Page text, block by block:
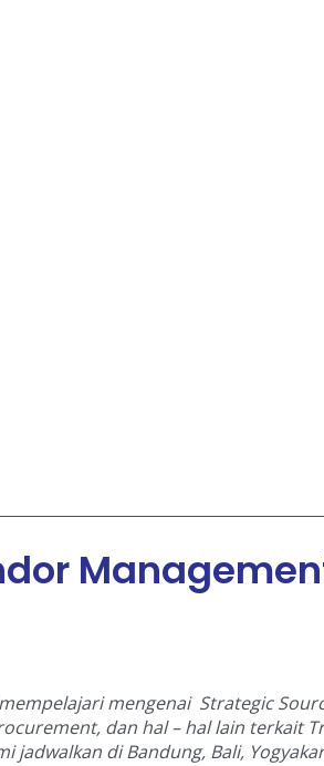
mengenai Strategic
dan hal – hal lain terkait
jadwalkan di Bandung, Bali,